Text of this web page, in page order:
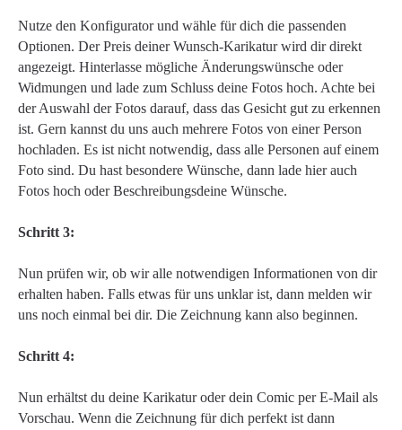
Nutze den Konfigurator und wähle für dich die passenden
Optionen. Der Preis deiner Wunsch-Karikatur wird dir direkt
angezeigt. Hinterlasse mögliche Änderungswünsche oder
Widmungen und lade zum Schluss deine Fotos hoch. Achte bei
der Auswahl der Fotos darauf, dass das Gesicht gut zu erkennen
ist. Gern kannst du uns auch mehrere Fotos von einer Person
hochladen. Es ist nicht notwendig, dass alle Personen auf einem
Foto sind. Du hast besondere Wünsche, dann lade hier auch
Fotos hoch oder Beschreibungsdeine Wünsche.
Schritt 3:
Nun prüfen wir, ob wir alle notwendigen Informationen von dir
erhalten haben. Falls etwas für uns unklar ist, dann melden wir
uns noch einmal bei dir. Die Zeichnung kann also beginnen.
Schritt 4:
Nun erhältst du deine Karikatur oder dein Comic per E-Mail als
Vorschau. Wenn die Zeichnung für dich perfekt ist dann